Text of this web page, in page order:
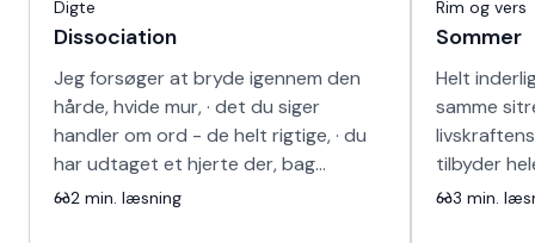
Digte
Dissociation
Jeg forsøger at bryde igennem den
hårde, hvide mur, · det du siger
handler om ord - de helt rigtige, · du
har udtaget et hjerte der, bag
skinnet, · kunne ikke længere banke i
2 min. læsning
Rim og vers
Sommer
Helt
samme
tilbyder
sang for
3 min.